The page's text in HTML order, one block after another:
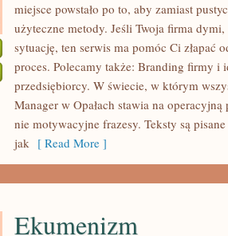
ANALIZA
EFEKTYWNOŚCI
PRACOWNIKÓW
miejsce powstało po to, aby zamiast
użyteczne metody. Jeśli Twoja firma
sytuację, ten serwis ma pomóc Ci złapać
proces. Polecamy także: Branding firmy
przedsiębiorcy. W świecie, w którym
Manager w Opałach stawia na
nie motywacyjne frazesy. Teksty są
jak [ Read More ]
Ekumenizm